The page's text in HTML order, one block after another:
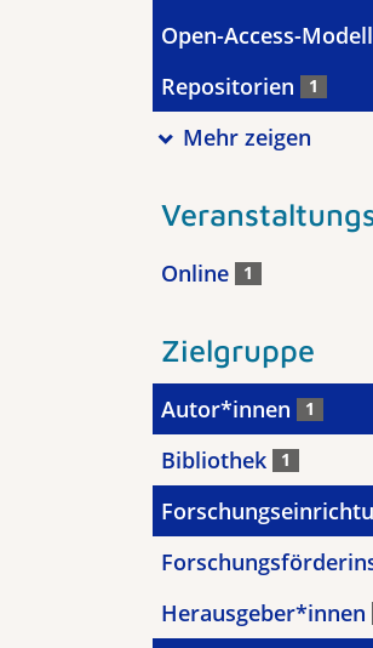
Open-Access-
Repositorien 1
Mehr zeigen
Online 1
Zielgruppe
Autor*innen 1
Bibliothek 1
Herausgeber*innen